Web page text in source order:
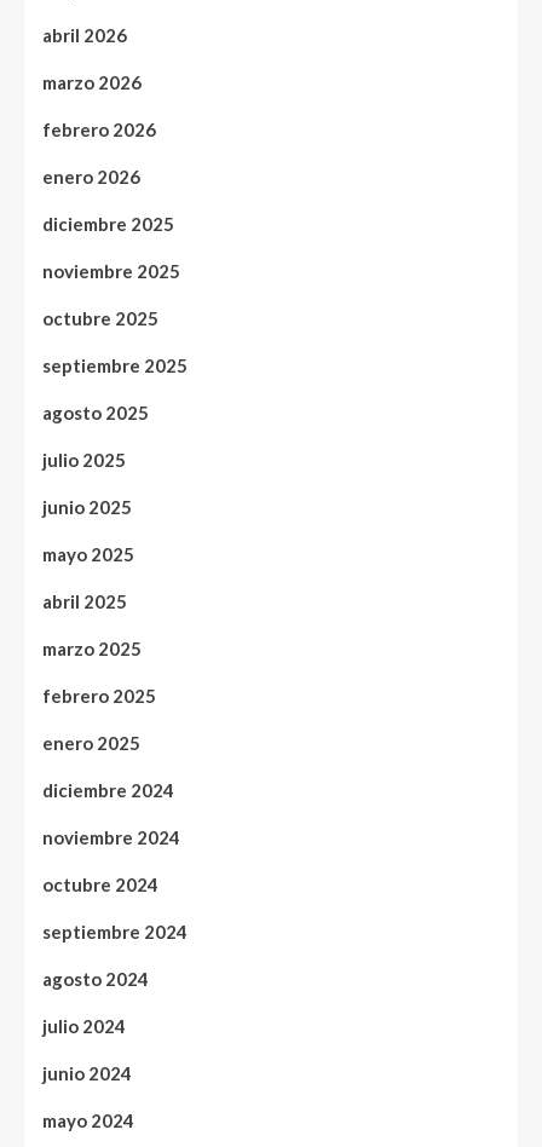
abril 2026
marzo 2026
febrero 2026
enero 2026
diciembre 2025
noviembre 2025
octubre 2025
septiembre 2025
agosto 2025
julio 2025
junio 2025
mayo 2025
abril 2025
marzo 2025
febrero 2025
enero 2025
diciembre 2024
noviembre 2024
octubre 2024
septiembre 2024
agosto 2024
julio 2024
junio 2024
mayo 2024